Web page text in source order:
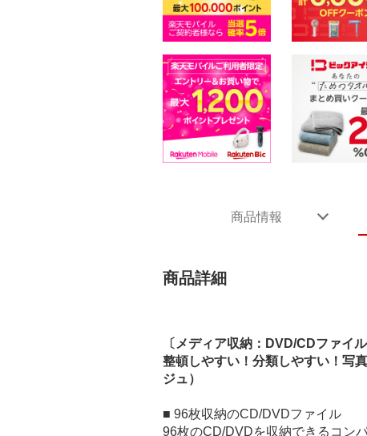
商品情報
商品詳細
〔メディア収納：DVD/CDファイル
整頓しやすい！分類しやすい！写
ジュ）
■ 96枚収納のCD/DVDファイル
96枚のCD/DVDを収納できるコン